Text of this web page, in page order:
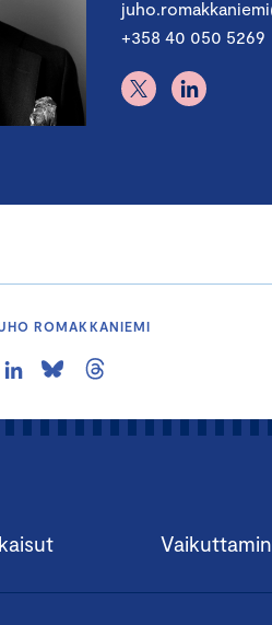
+358 40 050 5269
ROMAKKANIEMI